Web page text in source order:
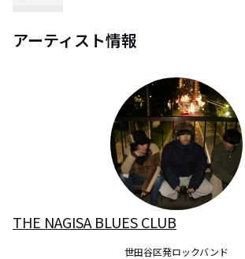
アーティスト情報
THE NAGISA BLUES CLUB
世田谷区発ロックバンド